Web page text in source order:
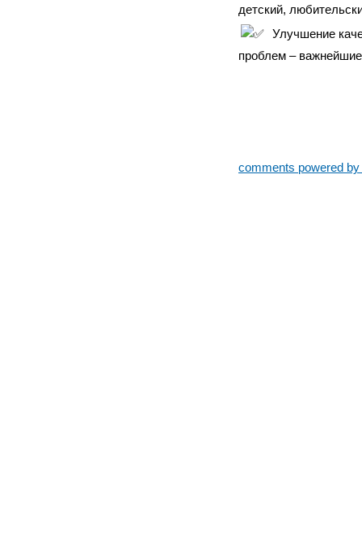
детский,
Улучшение
проблем –
comments powered